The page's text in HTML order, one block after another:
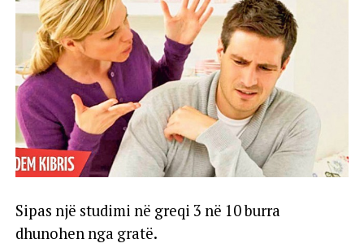
Sipas një studimi në greqi 3 në 10 burra
dhunohen nga gratë.